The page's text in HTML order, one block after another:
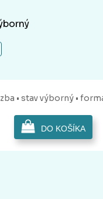
• stav výborný •
DO KOŠÍKA